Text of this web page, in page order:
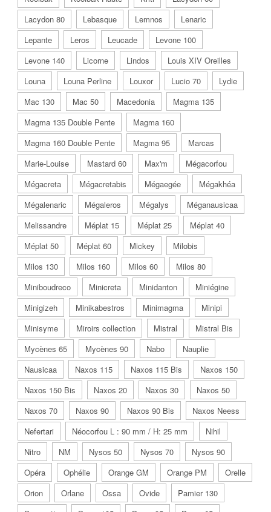
Lacydon 80
Lebasque Lemnos
Lenaric
Lepante
Leros Leucade
Levone 100
Levone 140
Licorne Lindos
Louis XIV Oreilles
Louna
Louna Perline Louxor Lucio 70
Lydie
Mac 130
Mac 50 Macedonia
Magma 135
Magma 135 Double Pente
Magma 160
Magma 160 Double Pente
Magma 95
Marcas
Marie-Louise
Mastard 60 Max'm
Mégacorfou
Mégacreta
Mégacretabis Mégaegée
Mégakhéa
Mégalenaric
Mégaleros Mégalys
Méganausicaa
Melissandre
Méplat 15 Méplat 25
Méplat 40
Méplat 50
Méplat 60 Mickey
Milobis
Milos 130
Milos 160 Milos 60
Milos 80
Miniboudreco
Minicreta Minidanton
Miniégine
Minigizeh
Minikabestros Minimagma
Minipi
Minisyme
Miroirs collection Mistral
Mistral Bis
Mycènes 65
Mycènes 90 Nabo
Nauplie
Nausicaa
Naxos 115 Naxos 115 Bis
Naxos 150
Naxos 150 Bis
Naxos 20 Naxos 30
Naxos 50
Naxos 70
Naxos 90 Naxos 90 Bis
Naxos Neess
Nefertari
Néocorfou L : 90 mm / H: 25 mm
Nihil
Nitro
NM Nysos 50 Nysos 70
Nysos 90
Opéra
Ophélie Orange GM Orange PM
Orelle
Orion
Orlane Ossa Ovide
Pamier 130